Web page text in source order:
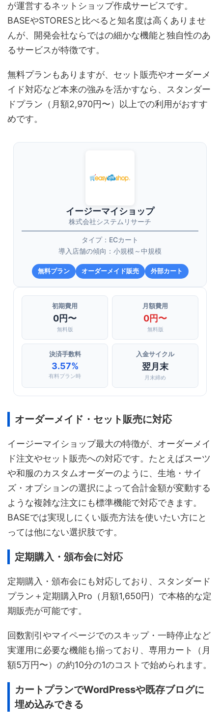
が運営するネットショップ作成サービスです。
BASEやSTORESと比べると知名度は高くありませ
んが、開発会社ならではの細かな機能と独自性のあ
るサービスが特徴です。
無料プランもありますが、セット販売やオーダーメ
イド対応など本来の強みを活かすなら、スタンダー
ドプラン（月額2,970円〜）以上での利用がおすす
めです。
イージーマイショップ
株式会社システムリサーチ
タイプ：ECカート
導入店舗の傾向：小規模～中規模
無料プラン オーダーメイド販売 外部カート
初期費用
0円〜
無料版
月額費用
0円〜
無料版
決済手数料
3.57%
有料プラン時
入金サイクル
翌月末
月末締め
オーダーメイド・セット販売に対応
イージーマイショップ最大の特徴が、オーダーメイ
ド注文やセット販売への対応です。たとえばスーツ
や和服のカスタムオーダーのように、生地・サイ
ズ・オプションの選択によって合計金額が変動する
ような複雑な注文にも標準機能で対応できます。
BASEでは実現しにくい販売方法を使いたい方にと
っては他にない選択肢です。
定期購入・頒布会に対応
定期購入・頒布会にも対応しており、スタンダード
プラン＋定期購入Pro（月額1,650円）で本格的な定
期販売が可能です。
回数割引やマイページでのスキップ・一時停止など
実運用に必要な機能も揃っており、専用カート（月
額5万円〜）の約10分の1のコストで始められます。
カートプランでWordPressや既存ブログに
埋め込みできる